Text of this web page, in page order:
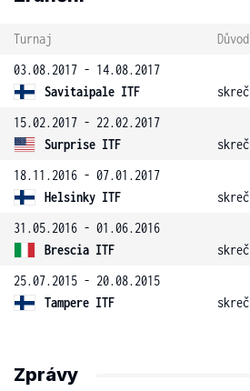
Turnaj
Důvod
03.08.2017 - 14.08.2017
Savitaipale ITF
skreč
15.02.2017 - 22.02.2017
Surprise ITF
skreč
18.11.2016 - 07.01.2017
Helsinky ITF
skreč
31.05.2016 - 01.06.2016
Brescia ITF
skreč
25.07.2015 - 20.08.2015
Tampere ITF
skreč
Zprávy